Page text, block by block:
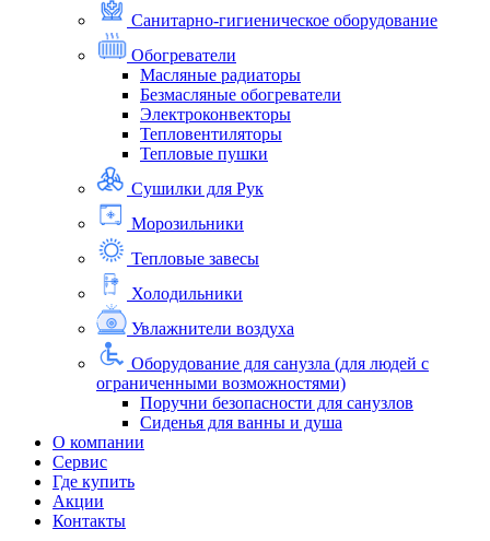
Санитарно-гигиеническое оборудование
Обогреватели
Масляные радиаторы
Безмасляные обогреватели
Электроконвекторы
Тепловентиляторы
Тепловые пушки
Сушилки для Рук
Морозильники
Тепловые завесы
Холодильники
Увлажнители воздуха
Оборудование для санузла (для людей с
ограниченными возможностями)
Поручни безопасности для санузлов
Сиденья для ванны и душа
О компании
Сервис
Где купить
Акции
Контакты